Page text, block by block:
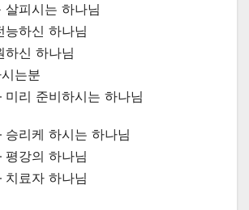
살피시는 하나님
능하신 하나님
하신 하나님
는분
미리 준비하시는 하나님
승리케 하시는 하나님
평강의 하나님
치료자 하나님